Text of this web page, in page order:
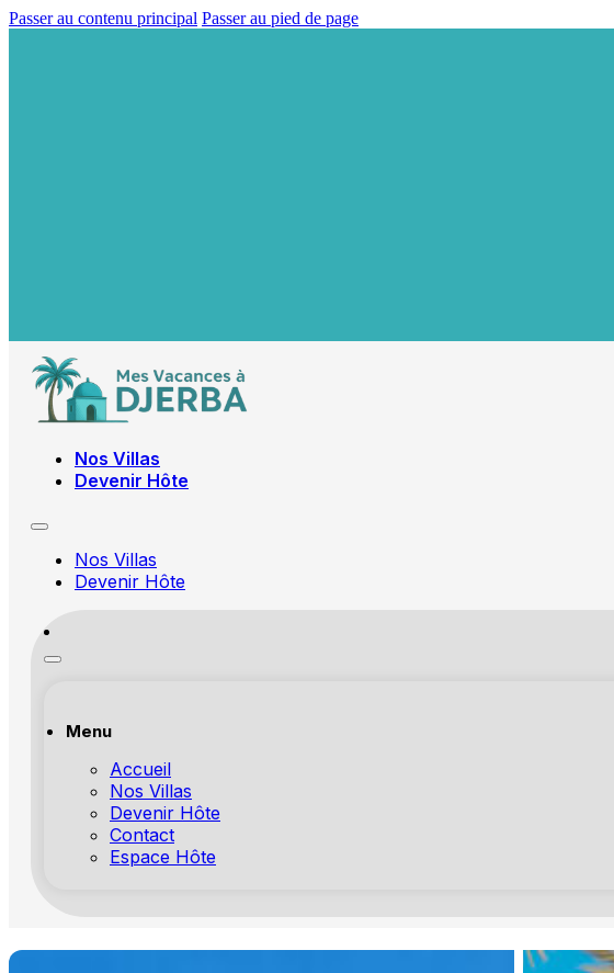
Passer au contenu principal Passer au pied de page
Nos Villas
Devenir Hôte
Nos Villas
Devenir Hôte
Menu
Accueil
Nos Villas
Devenir Hôte
Contact
Espace Hôte